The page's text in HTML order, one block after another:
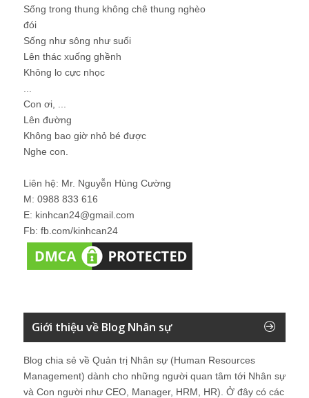
Sống trong thung không chê thung nghèo
đói
Sống như sông như suối
Lên thác xuống ghềnh
Không lo cực nhọc
Con ơi, ...
Lên đường
Không bao giờ nhỏ bé được
Nghe con.
Liên hệ: Mr. Nguyễn Hùng Cường
M: 0988 833 616
E: kinhcan24@gmail.com
Fb: fb.com/kinhcan24
Giới thiệu về Blog Nhân sự
Blog chia sẻ về Quản trị Nhân sự (Human Resources
Management) dành cho những người quan tâm tới Nhân sự
và Con người như CEO, Manager, HRM, HR). Ở đây có các